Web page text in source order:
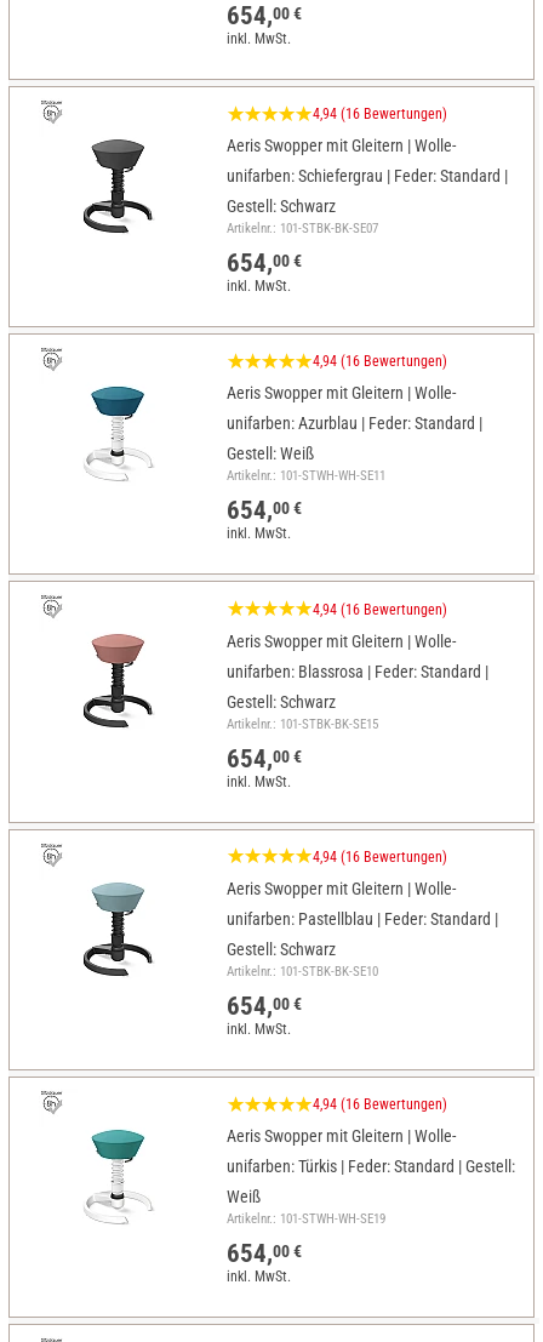
654,00 €
inkl. MwSt.
4,94 (16 Bewertungen)
Aeris Swopper mit Gleitern | Wolle-
unifarben: Schiefergrau | Feder: Standard |
Gestell: Schwarz
Artikelnr.: 101-STBK-BK-SE07
654,00 €
inkl. MwSt.
4,94 (16 Bewertungen)
Aeris Swopper mit Gleitern | Wolle-
unifarben: Azurblau | Feder: Standard |
Gestell: Weiß
Artikelnr.: 101-STWH-WH-SE11
654,00 €
inkl. MwSt.
4,94 (16 Bewertungen)
Aeris Swopper mit Gleitern | Wolle-
unifarben: Blassrosa | Feder: Standard |
Gestell: Schwarz
Artikelnr.: 101-STBK-BK-SE15
654,00 €
inkl. MwSt.
4,94 (16 Bewertungen)
Aeris Swopper mit Gleitern | Wolle-
unifarben: Pastellblau | Feder: Standard |
Gestell: Schwarz
Artikelnr.: 101-STBK-BK-SE10
654,00 €
inkl. MwSt.
4,94 (16 Bewertungen)
Aeris Swopper mit Gleitern | Wolle-
unifarben: Türkis | Feder: Standard | Gestell:
Weiß
Artikelnr.: 101-STWH-WH-SE19
654,00 €
inkl. MwSt.